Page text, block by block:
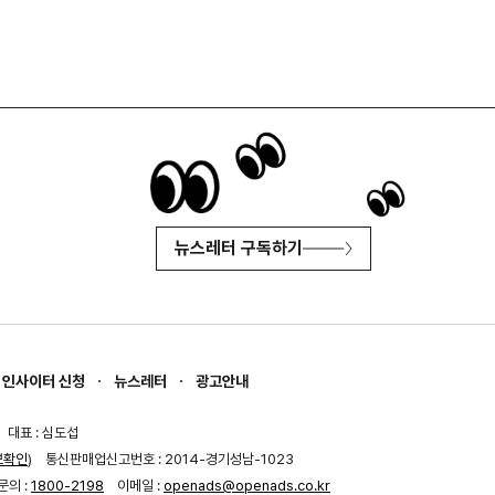
뉴스레터 구독하기
인사이터 신청 뉴스레터 광고안내
대표 : 심도섭
인)
통신판매업신고번호 : 2014-경기성남-1023
의 : 1800-2198 이메일 : openads@openads.co.kr